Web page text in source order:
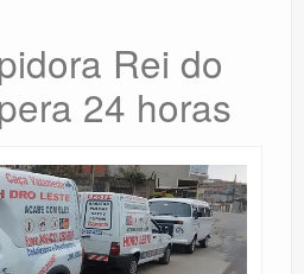
Rei do
24 horas